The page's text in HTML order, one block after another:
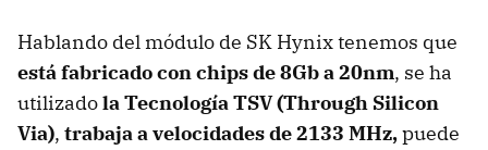
Hablando del módulo de SK Hynix tenemos que
está fabricado con chips de 8Gb a 20nm, se ha
utilizadola Tecnología TSV (Through Silicon
Via), trabaja a velocidades de 2133 MHz,puede